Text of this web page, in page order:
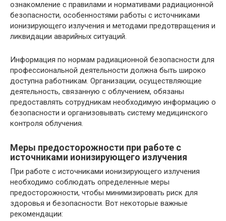
ознакомление с правилами и нормативами радиационной
безопасности, особенностями работы с источниками
ионизирующего излучения и методами предотвращения и
ликвидации аварийных ситуаций.
Информация по нормам радиационной безопасности для
профессиональной деятельности должна быть широко
доступна работникам. Организации, осуществляющие
деятельность, связанную с облучением, обязаны
предоставлять сотрудникам необходимую информацию о
безопасности и организовывать систему медицинского
контроля облучения.
Меры предосторожности при работе с
источниками ионизирующего излучения
При работе с источниками ионизирующего излучения
необходимо соблюдать определенные меры
предосторожности, чтобы минимизировать риск для
здоровья и безопасности. Вот некоторые важные
рекомендации: